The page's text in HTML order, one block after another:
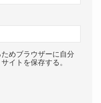
めブラウザーに自分
イトを保存する。